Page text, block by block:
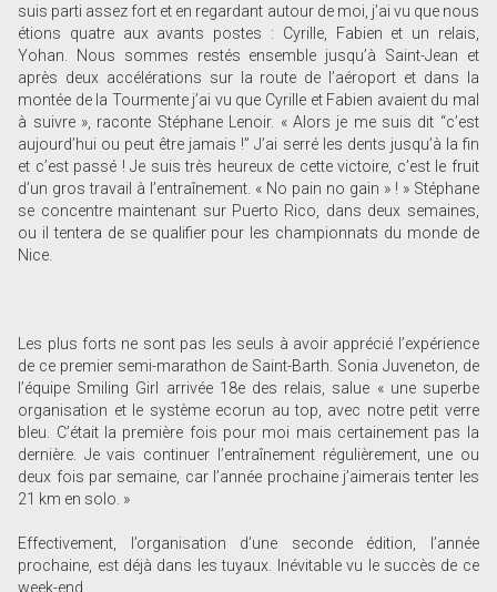
suis parti assez fort et en regardant autour de moi, j’ai vu que nous
étions quatre aux avants postes : Cyrille, Fabien et un relais,
Yohan. Nous sommes restés ensemble jusqu’à Saint-Jean et
après deux accélérations sur la route de l’aéroport et dans la
montée de la Tourmente j’ai vu que Cyrille et Fabien avaient du mal
à suivre », raconte Stéphane Lenoir. « Alors je me suis dit “c’est
aujourd’hui ou peut être jamais !” J’ai serré les dents jusqu’à la fin
et c’est passé ! Je suis très heureux de cette victoire, c’est le fruit
d’un gros travail à l’entraînement. « No pain no gain » ! » Stéphane
se concentre maintenant sur Puerto Rico, dans deux semaines,
ou il tentera de se qualifier pour les championnats du monde de
Nice.
Les plus forts ne sont pas les seuls à avoir apprécié l’expérience
de ce premier semi-marathon de Saint-Barth. Sonia Juveneton, de
l’équipe Smiling Girl arrivée 18e des relais, salue « une superbe
organisation et le système ecorun au top, avec notre petit verre
bleu. C’était la première fois pour moi mais certainement pas la
dernière. Je vais continuer l’entraînement régulièrement, une ou
deux fois par semaine, car l’année prochaine j’aimerais tenter les
21 km en solo. »
Effectivement, l’organisation d’une seconde édition, l’année
prochaine, est déjà dans les tuyaux. Inévitable vu le succès de ce
week-end.